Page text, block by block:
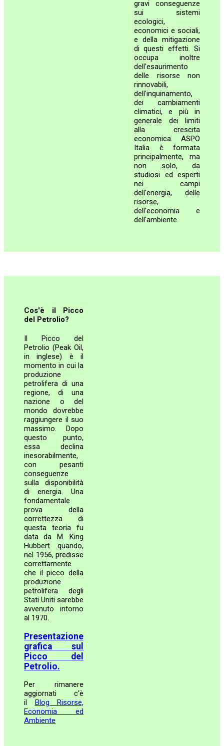
gravi conseguenze
sui sistemi
ecologici,
economici e sociali,
e della mitigazione
di questi effetti. Si
occupa inoltre
dell'esaurimento
delle risorse non
rinnovabili,
dell'inquinamento,
dei cambiamenti
climatici, e più in
generale dei limiti
alla crescita
economica. ASPO
Italia è formata
principalmente, ma
non solo, da
studiosi ed esperti
nei campi
dell'energia, delle
risorse,
dell'economia e
dell'ambiente.
Cos'è il Picco
del Petrolio?
Il Picco del
Petrolio (Peak Oil,
in inglese) è il
momento in cui la
produzione
petrolifera di una
regione, di una
nazione o del
mondo dovrebbe
raggiungere il suo
massimo. Dopo
questo punto,
essa declina
inesorabilmente,
con pesanti
conseguenze
sulla disponibilità
di energia. Una
fondamentale
prova della
correttezza di
questa teoria fu
data da M. King
Hubbert quando,
nel 1956, predisse
correttamente
che il picco della
produzione
petrolifera degli
Stati Uniti sarebbe
avvenuto intorno
al 1970.
Presentazione
grafica sul
Picco del
Petrolio.
Per rimanere
aggiornati c'è
il Blog Risorse,
Economia ed
Ambiente